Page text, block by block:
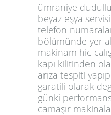
ümraniye
beyaz eşya
telefon
bölümünde yer
makinam hic
kapı kilitinden
arıza tespiti
garatili olarak
günki
camaşır